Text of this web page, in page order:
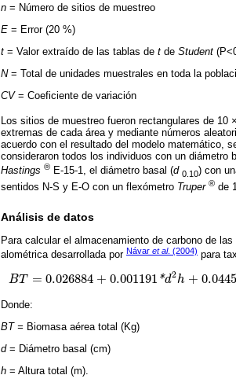
n = Número de sitios de muestreo
E = Error (20 %)
t = Valor extraído de las tablas de t de Student
N= Total de unidades muestrales en toda la
CV= Coeficiente de variación
Los sitios de muestreo fueron rectangulares de 10
extremas de cada área y mediante números
acuerdo con el resultado del modelo matemático,
consideraron todos los individuos con un
Hastings ® E-15-1, el diámetro basal (d 0.10) con
sentidos N-S y E-O con un flexómetro Truper ® de
Análisis de datos
Para calcular el almacenamiento de carbono de
alométrica desarrollada por Návar et al. (2004) para
BT = 0.026884 + 0.001191 *d2h +
BT= 0.026884+0.001191*d2h+ 0.044529*d -
Donde:
BT = Biomasa aérea total (Kg)
d= Diámetro basal (cm)
h = Altura total (m).